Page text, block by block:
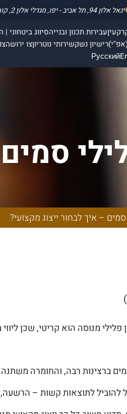
יגאל אלון 94, תל אביב - יפו, מגדלי אלון 2, קומה 4.
עבירות תכנון ובנייהסיווג ביטחוני
רישיון נשקשירותי נוטריוןצו ירושה
Русский
סמים – איך לבחור ייצוג מקצועי?
פלילי מנוסה הוא קריטי, שכן
ברצינות רבה, והחומרה
להוביל לתוצאות קשות –